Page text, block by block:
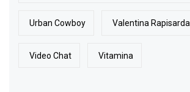
Urban Cowboy Valentina Rapisarda
Video Chat Vitamina